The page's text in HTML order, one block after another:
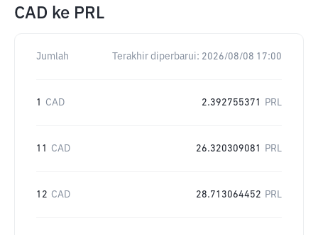
CAD ke PRL
Jumlah Terakhir diperbarui: 2026/08/08 17:00
1 CAD 2.392755371 PRL
11 CAD 26.320309081 PRL
12 CAD 28.713064452 PRL